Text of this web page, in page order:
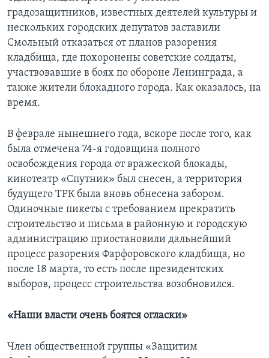
градозащитников, известных деятелей культуры и
нескольких городских депутатов заставили
Смольный отказаться от планов разорения
кладбища, где похоронены советские солдаты,
участвовавшие в боях по обороне Ленинграда, а
также жители блокадного города. Как оказалось, на
время.
В феврале нынешнего года, вскоре после того, как
была отмечена 74-я годовщина полного
освобождения города от вражеской блокады,
кинотеатр «Спутник» был снесен, а территория
будущего ТРК была вновь обнесена забором.
Одиночные пикеты с требованием прекратить
строительство и письма в районную и городскую
администрацию приостановили дальнейший
процесс разорения Фарфоровского кладбища, но
после 18 марта, то есть после президентских
выборов, процесс строительства возобновился.
«Наши власти очень боятся огласки»
Член общественной группы «Защитим